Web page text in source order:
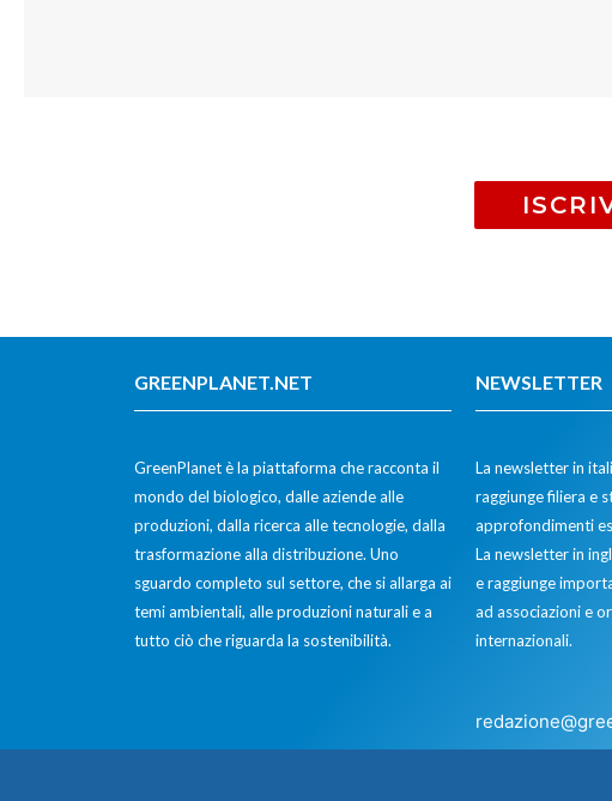
GREENPLANET.NET
GreenPlanet è la piattaforma che racconta il
mondo del biologico, dalle aziende alle
produzioni, dalla ricerca alle tecnologie, dalla
trasformazione alla distribuzione. Uno
sguardo completo sul settore, che si allarga ai
temi ambientali, alle produzioni naturali e a
tutto ciò che riguarda la sostenibilità.
NEWSLETTER
La newsletter in
raggiunge filiera e
approfondimenti
La newsletter in
e raggiunge
ad associazioni e
internazionali.